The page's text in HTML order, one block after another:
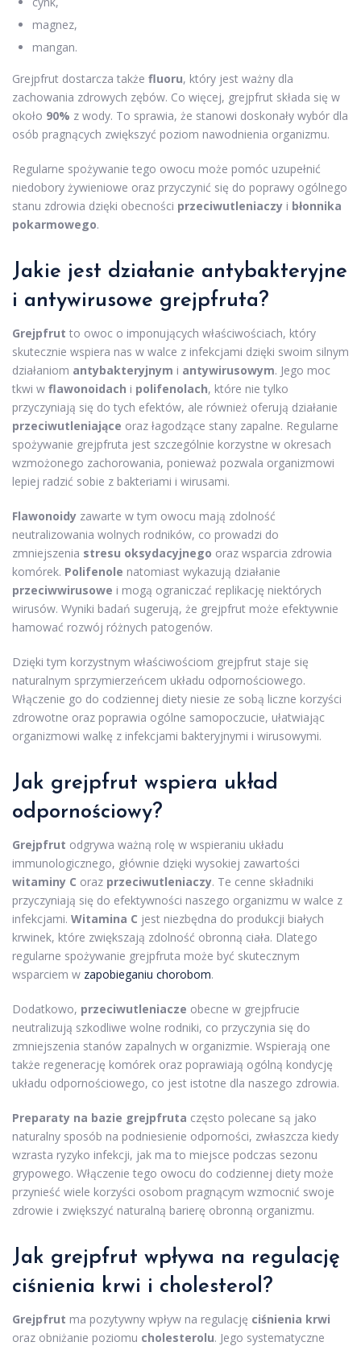
magnez,
mangan.
Grejpfrut dostarcza także fluoru, który jest ważny dla
zachowania zdrowych zębów. Co więcej, grejpfrut składa się w
około 90% z wody. To sprawia, że stanowi doskonały wybór dla
osób pragnących zwiększyć poziom nawodnienia organizmu.
Regularne spożywanie tego owocu może pomóc uzupełnić
niedobory żywieniowe oraz przyczynić się do poprawy ogólnego
stanu zdrowia dzięki obecności przeciwutleniaczy i błonnika
pokarmowego.
Jakie jest działanie antybakteryjne
i antywirusowe grejpfruta?
Grejpfrut to owoc o imponujących właściwościach, który
skutecznie wspiera nas w walce z infekcjami dzięki swoim silnym
działaniom antybakteryjnym i antywirusowym. Jego moc
tkwi w flawonoidach i polifenolach, które nie tylko
przyczyniają się do tych efektów, ale również oferują działanie
przeciwutleniające oraz łagodzące stany zapalne. Regularne
spożywanie grejpfruta jest szczególnie korzystne w okresach
wzmożonego zachorowania, ponieważ pozwala organizmowi
lepiej radzić sobie z bakteriami i wirusami.
Flawonoidy zawarte w tym owocu mają zdolność
neutralizowania wolnych rodników, co prowadzi do
zmniejszenia stresu oksydacyjnego oraz wsparcia zdrowia
komórek. Polifenole natomiast wykazują działanie
przeciwwirusowe i mogą ograniczać replikację niektórych
wirusów. Wyniki badań sugerują, że grejpfrut może efektywnie
hamować rozwój różnych patogenów.
Dzięki tym korzystnym właściwościom grejpfrut staje się
naturalnym sprzymierzeńcem układu odpornościowego.
Włączenie go do codziennej diety niesie ze sobą liczne korzyści
zdrowotne oraz poprawia ogólne samopoczucie, ułatwiając
organizmowi walkę z infekcjami bakteryjnymi i wirusowymi.
Jak grejpfrut wspiera układ
odpornościowy?
Grejpfrut odgrywa ważną rolę w wspieraniu układu
immunologicznego, głównie dzięki wysokiej zawartości
witaminy C oraz przeciwutleniaczy. Te cenne składniki
przyczyniają się do efektywności naszego organizmu w walce z
infekcjami. Witamina C jest niezbędna do produkcji białych
krwinek, które zwiększają zdolność obronną ciała. Dlatego
regularne spożywanie grejpfruta może być skutecznym
wsparciem w zapobieganiu chorobom.
Dodatkowo, przeciwutleniacze obecne w grejpfrucie
neutralizują szkodliwe wolne rodniki, co przyczynia się do
zmniejszenia stanów zapalnych w organizmie. Wspierają one
także regenerację komórek oraz poprawiają ogólną kondycję
układu odpornościowego, co jest istotne dla naszego zdrowia.
Preparaty na bazie grejpfruta często polecane są jako
naturalny sposób na podniesienie odporności, zwłaszcza kiedy
wzrasta ryzyko infekcji, jak ma to miejsce podczas sezonu
grypowego. Włączenie tego owocu do codziennej diety może
przynieść wiele korzyści osobom pragnącym wzmocnić swoje
zdrowie i zwiększyć naturalną barierę obronną organizmu.
Jak grejpfrut wpływa na regulację
ciśnienia krwi i cholesterol?
Grejpfrut ma pozytywny wpływ na regulację ciśnienia krwi
oraz obniżanie poziomu cholesterolu. Jego systematyczne